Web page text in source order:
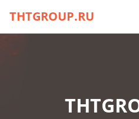
THTGROUP.RU